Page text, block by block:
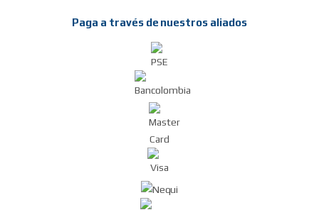
Paga a través de nuestros aliados